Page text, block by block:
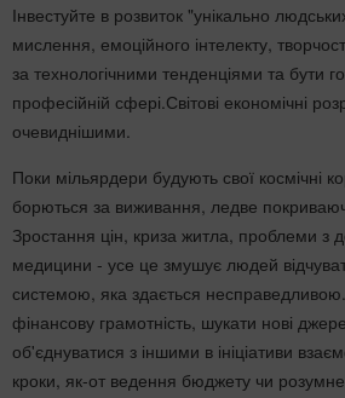
Інвестуйте в розвиток "унікально
мислення, емоційного інтелекту,
за технологічними тенденціями та бути
професійній сфері.Світові економічні
очевиднішими.
Поки мільярдери будують свої космічні
борються за виживання, ледве
Зростання цін, криза житла, проблеми з
медицини - усе це змушує людей
системою, яка здається
фінансову грамотність, шукати нові
об'єднуватися з іншими в ініціативи
кроки, як-от ведення бюджету чи